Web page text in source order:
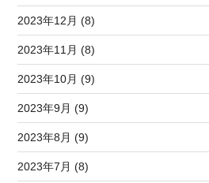
2023年12月 (8)
2023年11月 (8)
2023年10月 (9)
2023年9月 (9)
2023年8月 (9)
2023年7月 (8)